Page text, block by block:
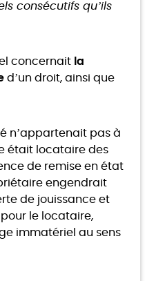
consécutifs qu’ils
concernait la
d’un droit, ainsi que
n’appartenait pas à
était locataire des
de remise en état
engendrait
de jouissance et
le locataire,
immatériel au sens